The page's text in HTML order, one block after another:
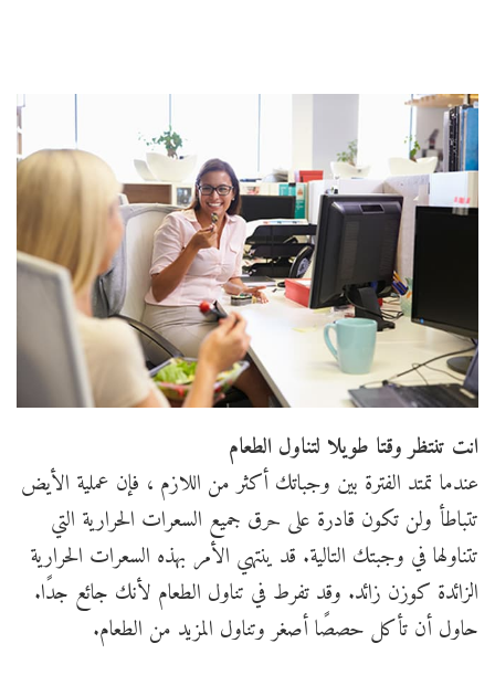
انت تنتظر وقتا طويلا لتناول الطعام
عندما تمتد الفترة بين وجباتك أكثر من اللازم ، فإن عملية الأيض
تتباطأ ولن تكون قادرة على حرق جميع السعرات الحرارية التي
تتناولها في وجبتك التالية. قد ينتهي الأمر بهذه السعرات الحرارية
الزائدة كوزن زائد. وقد تفرط في تناول الطعام لأنك جائع جدًا.
حاول أن تأكل حصصًا أصغر وتناول المزيد من الطعام.